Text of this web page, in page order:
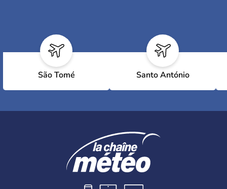
São Tomé Santo António